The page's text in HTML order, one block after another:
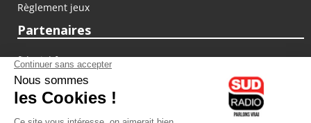
Règlement jeux
Partenaires
fiducial.fr
lyoncapitale.fr
olympique-et-lyonnais.com